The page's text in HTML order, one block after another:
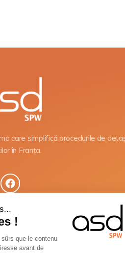
!
que le contenu
avant de
care simplifică procedurile de
în Franța.